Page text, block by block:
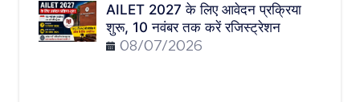
AILET 2027 के लिए आवेदन प्रक्रिया
शुरू, 10 नवंबर तक करें रजिस्ट्रेशन
08/07/2026